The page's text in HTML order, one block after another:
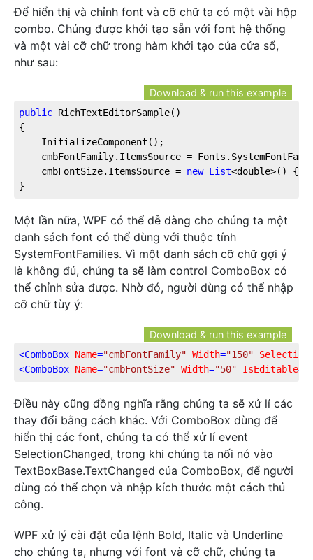
Để hiển thị và chỉnh font và cỡ chữ ta có một vài hộp
combo. Chúng được khởi tạo sẵn với font hệ thống
và một vài cỡ chữ trong hàm khởi tạo của cửa sổ,
như sau:
Download & run this example
public RichTextEditorSample()
{
	cmbFontSize.ItemsSource =
new List<double>() {
}
Một lần nữa, WPF có thể dễ dàng cho chúng ta một
danh sách font có thể dùng với thuộc tính
SystemFontFamilies. Vì một danh sách cỡ chữ gợi ý
là không đủ, chúng ta sẽ làm control ComboBox có
thể chỉnh sửa được. Nhờ đó, người dùng có thể nhập
cỡ chữ tùy ý:
Download & run this example
<ComboBox Name="cmbFontFamily" Width="150"
<ComboBox Name="cmbFontSize" Width="50" IsEditable=
Điều này cũng đồng nghĩa rằng chúng ta sẽ xử lí các
thay đổi bằng cách khác. Với ComboBox dùng để
hiển thị các font, chúng ta có thể xử lí event
SelectionChanged, trong khi chúng ta nối nó vào
TextBoxBase.TextChanged của ComboBox, để người
dùng có thể chọn và nhập kích thước một cách thủ
công.
WPF xử lý cài đặt của lệnh Bold, Italic và Underline
cho chúng ta, nhưng với font và cỡ chữ, chúng ta